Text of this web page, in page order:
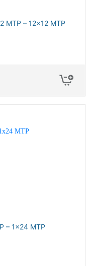
MTP – 12x12 MTP
– 1x24 MTP